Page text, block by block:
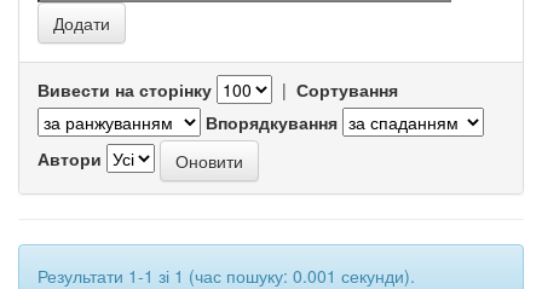
Вивести на сторінку | Сортування
Впорядкування
Автори
Результати 1-1 зі 1 (час пошуку: 0.001 секунди).